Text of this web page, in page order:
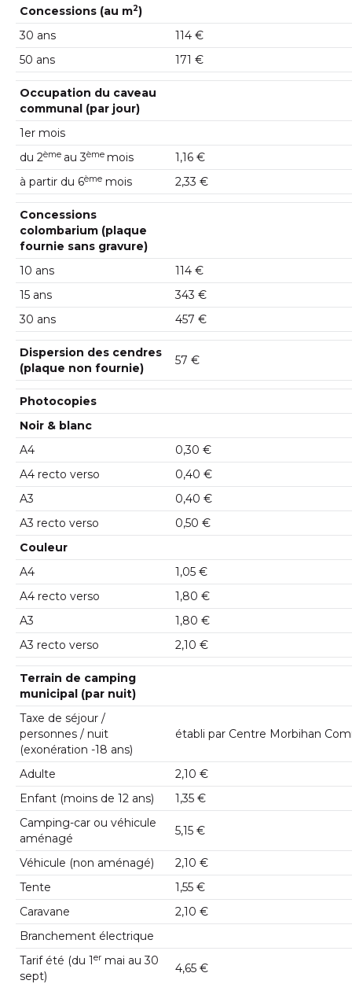
Concessions (au m2)
30 ans
114 €
50 ans
171 €
Occupation du caveau
communal (par jour)
1er mois
du 2ème au 3ème mois
1,16 €
à partir du 6ème mois 2,33 €
Concessions
colombarium (plaque
fournie sans gravure)
10 ans
114 €
15 ans
343 €
30 ans
457 €
Dispersion des cendres
(plaque non fournie)
57 €
Photocopies
Noir & blanc
A4
0,30 €
A4 recto verso
0,40 €
A3
0,40 €
A3 recto verso
0,50 €
Couleur
A4
1,05 €
A4 recto verso
1,80 €
A3
1,80 €
A3 recto verso
2,10 €
Terrain de camping
municipal (par nuit)
Taxe de séjour /
personnes / nuit
(exonération -18 ans)
établi par Centre Morbihan
Adulte
2,10 €
Enfant (moins de 12 ans)
1,35 €
Camping-car ou véhicule
aménagé
5,15 €
Véhicule (non aménagé)
2,10 €
Tente
1,55 €
Caravane
2,10 €
Branchement électrique
Tarif été (du 1er mai au 30
sept)
4,65 €